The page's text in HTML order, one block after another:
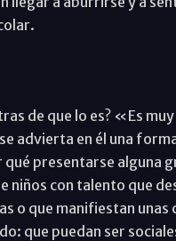
de que lo es? «Es
advierta en él una
presentarse alguna
niños con talento que
o que manifiestan
que puedan ser